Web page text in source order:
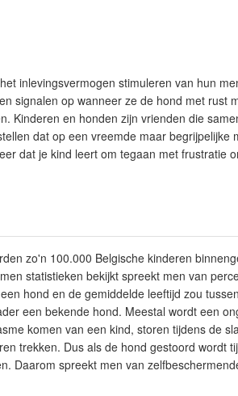
inlevingsvermogen stimuleren van hun
signalen op wanneer ze de hond met rust
Kinderen en honden zijn vrienden die
dat op een vreemde maar begrijpelijke
dat je kind leert om tegaan met frustratie
zo'n 100.000 Belgische kinderen
statistieken bekijkt spreekt men van
hond en de gemiddelde leeftijd zou
een bekende hond. Meestal wordt een
komen van een kind, storen tijdens de
trekken. Dus als de hond gestoord wordt
Daarom spreekt men van